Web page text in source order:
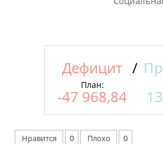
Дефицит /
План:
-47 968,84
Нравится 0 Плохо 0